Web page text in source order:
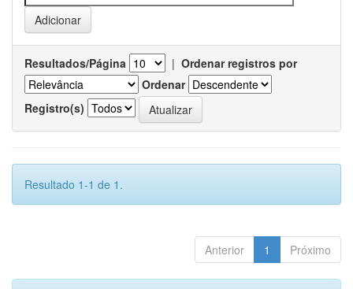
Resultados/Página | Ordenar registros por
Ordenar
Registro(s)
Resultado 1-1 de 1.
Anterior 1 Próximo